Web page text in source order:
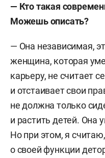
— Кто такая
Можешь описать?
— Она независимая,
женщина, которая
карьеру, не считает
и отстаивает свои
не должна только
и растить детей. Она
Но при этом, я
о своей функции